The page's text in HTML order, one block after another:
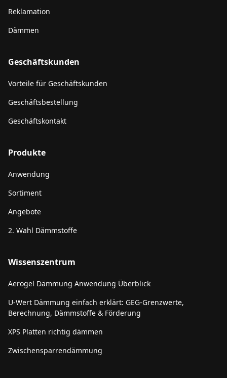
Reklamation
Dämmen
Geschäftskunden
Vorteile für Geschäftskunden
Geschäftsbestellung
Geschäftskontakt
Produkte
Anwendung
Sortiment
Angebote
2. Wahl Dämmstoffe
Wissenszentrum
Aerogel Dämmung Anwendung Überblick
U-Wert Dämmung einfach erklärt: GEG-Grenzwerte,
Berechnung, Dämmstoffe & Förderung
XPS Platten richtig dämmen
Zwischensparrendämmung